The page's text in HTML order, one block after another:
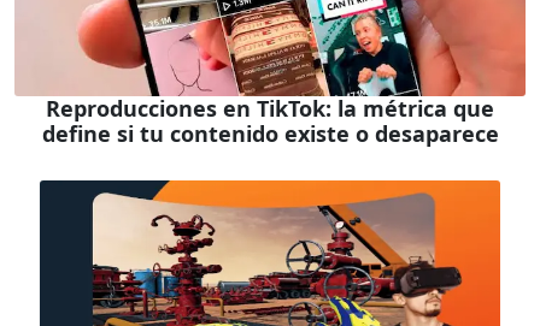
Reproducciones en TikTok: la métrica que
define si tu contenido existe o desaparece